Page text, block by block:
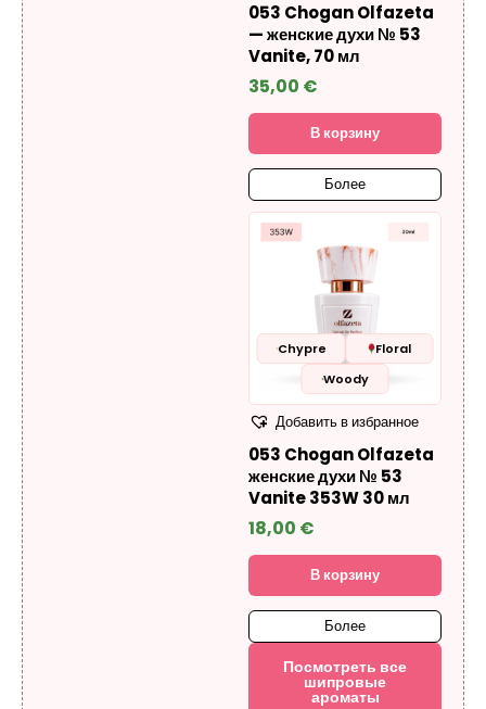
053 Chogan Olfazeta
— женские духи № 53
Vanite, 70 мл
35,00 €
В корзину
Более
Chypre
Floral
Woody
Добавить в избранное
053 Chogan Olfazeta
женские духи № 53
Vanite 353W 30 мл
18,00 €
В корзину
Более
Посмотреть все
шипровые
ароматы